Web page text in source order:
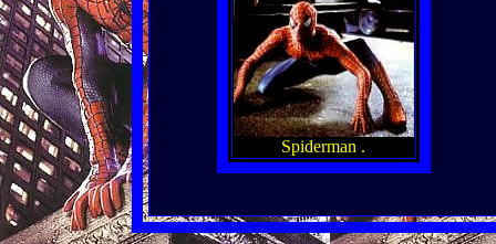
Spiderman .